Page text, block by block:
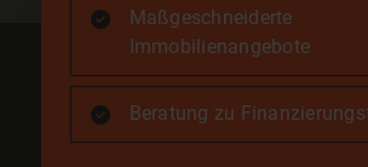
Maßgeschneiderte
Immobilienangebote
Beratung zu